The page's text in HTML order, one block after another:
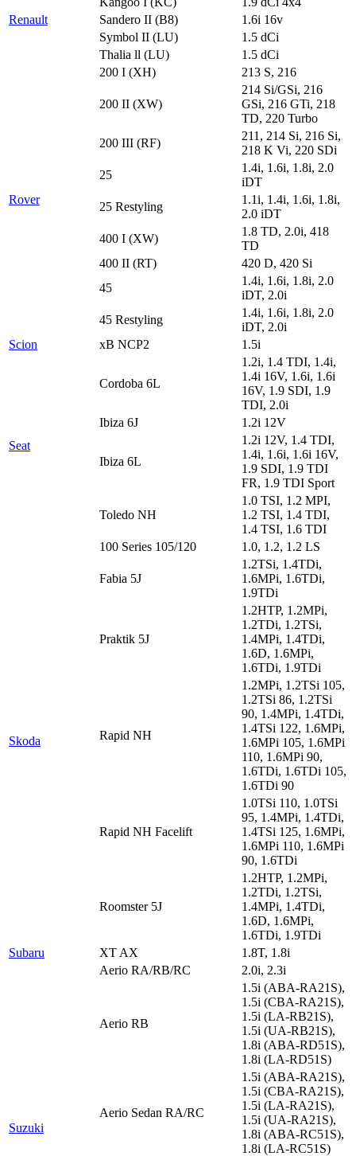
Renault
Sandero II (B8)
1.6i 16v
Symbol II (LU)
1.5 dCi
Thalia ll (LU)
1.5 dCi
Rover
200 I (XH) 213 S, 216
200 II (XW)
214 Si/GSi, 216
GSi, 216 GTi, 218
TD, 220 Turbo
200 III (RF)
211, 214 Si, 216 Si,
218 K Vi, 220 SDi
25
1.4i, 1.6i, 1.8i, 2.0
iDT
25 Restyling
1.1i, 1.4i, 1.6i, 1.8i,
2.0 iDT
400 I (XW)
1.8 TD, 2.0i, 418
TD
400 II (RT)
420 D, 420 Si
45
1.4i, 1.6i, 1.8i, 2.0
iDT, 2.0i
45 Restyling
1.4i, 1.6i, 1.8i, 2.0
iDT, 2.0i
Scion
xB NCP2 1.5i
Seat
Cordoba 6L
1.2i, 1.4 TDI, 1.4i,
1.4i 16V, 1.6i, 1.6i
16V, 1.9 SDI, 1.9
TDI, 2.0i
Ibiza 6J
1.2i 12V
Ibiza 6L
1.2i 12V, 1.4 TDI,
1.4i, 1.6i, 1.6i 16V,
1.9 SDI, 1.9 TDI
FR, 1.9 TDI Sport
Toledo NH
1.0 TSI, 1.2 MPI,
1.2 TSI, 1.4 TDI,
1.4 TSI, 1.6 TDI
Skoda
100 Series 105/120 1.0, 1.2, 1.2 LS
Fabia 5J
1.2TSi, 1.4TDi,
1.6MPi, 1.6TDi,
1.9TDi
Praktik 5J
1.2HTP, 1.2MPi,
1.2TDi, 1.2TSi,
1.4MPi, 1.4TDi,
1.6D, 1.6MPi,
1.6TDi, 1.9TDi
Rapid NH
1.2MPi, 1.2TSi 105,
1.2TSi 86, 1.2TSi
90, 1.4MPi, 1.4TDi,
1.4TSi 122, 1.6MPi,
1.6MPi 105, 1.6MPi
110, 1.6MPi 90,
1.6TDi, 1.6TDi 105,
1.6TDi 90
Rapid NH Facelift
1.0TSi 110, 1.0TSi
95, 1.4MPi, 1.4TDi,
1.4TSi 125, 1.6MPi,
1.6MPi 110, 1.6MPi
90, 1.6TDi
Roomster 5J
1.2HTP, 1.2MPi,
1.2TDi, 1.2TSi,
1.4MPi, 1.4TDi,
1.6D, 1.6MPi,
1.6TDi, 1.9TDi
Subaru
XT AX 1.8T, 1.8i
Suzuki
Aerio RA/RB/RC 2.0i, 2.3i
Aerio RB
1.5i (ABA-RA21S),
1.5i (CBA-RA21S),
1.5i (LA-RB21S),
1.5i (UA-RB21S),
1.8i (ABA-RD51S),
1.8i (LA-RD51S)
Aerio Sedan RA/RC
1.5i (ABA-RA21S),
1.5i (CBA-RA21S),
1.5i (LA-RA21S),
1.5i (UA-RA21S),
1.8i (ABA-RC51S),
1.8i (LA-RC51S)